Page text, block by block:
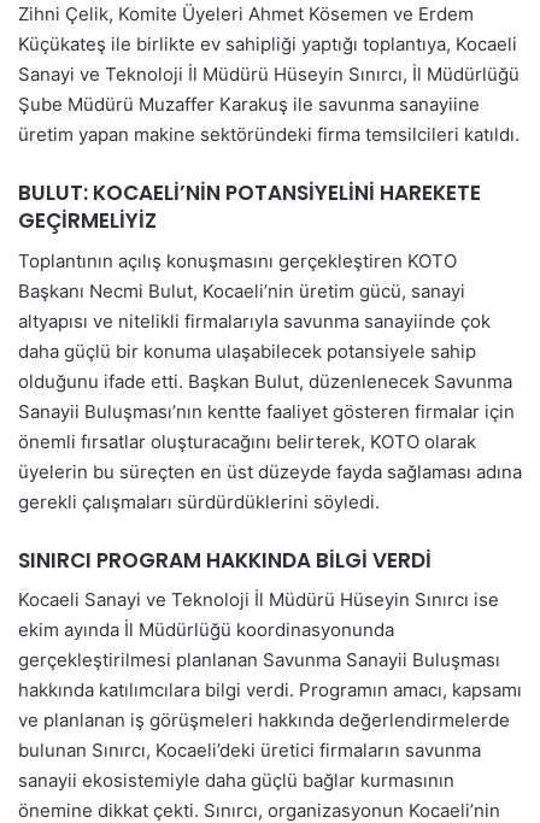
Zihni Çelik, Komite Üyeleri Ahmet Kösemen ve Erdem
Küçükateş ile birlikte ev sahipliği yaptığı toplantıya, Kocaeli
Sanayi ve Teknoloji İl Müdürü Hüseyin Sınırcı, İl Müdürlüğü
Şube Müdürü Muzaffer Karakuş ile savunma sanayiine
üretim yapan makine sektöründeki firma temsilcileri katıldı.
BULUT: KOCAELİ’NİN POTANSİYELİNİ HAREKETE
GEÇİRMELİYİZ
Toplantının açılış konuşmasını gerçekleştiren KOTO
Başkanı Necmi Bulut, Kocaeli’nin üretim gücü, sanayi
altyapısı ve nitelikli firmalarıyla savunma sanayiinde çok
daha güçlü bir konuma ulaşabilecek potansiyele sahip
olduğunu ifade etti. Başkan Bulut, düzenlenecek Savunma
Sanayii Buluşması’nın kentte faaliyet gösteren firmalar için
önemli fırsatlar oluşturacağını belirterek, KOTO olarak
üyelerin bu süreçten en üst düzeyde fayda sağlaması adına
gerekli çalışmaları sürdürdüklerini söyledi.
SINIRCI PROGRAM HAKKINDA BİLGİ VERDİ
Kocaeli Sanayi ve Teknoloji İl Müdürü Hüseyin Sınırcı ise
ekim ayında İl Müdürlüğü koordinasyonunda
gerçekleştirilmesi planlanan Savunma Sanayii Buluşması
hakkında katılımcılara bilgi verdi. Programın amacı, kapsamı
ve planlanan iş görüşmeleri hakkında değerlendirmelerde
bulunan Sınırcı, Kocaeli’deki üretici firmaların savunma
sanayii ekosistemiyle daha güçlü bağlar kurmasının
önemine dikkat çekti. Sınırcı, organizasyonun Kocaeli’nin